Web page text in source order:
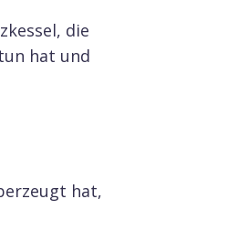
die
hat und
hat,